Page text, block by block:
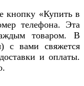
кнопку «Купить в
телефона. Эта
товаром. В
с вами свяжется
и оплаты.